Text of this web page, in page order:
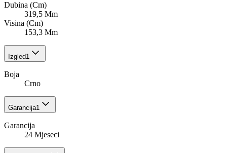
Dubina (Cm)
319,5 Mm
Visina (Cm)
153,3 Mm
Izgled1
Boja
Crno
Garancija1
Garancija
24 Mjeseci